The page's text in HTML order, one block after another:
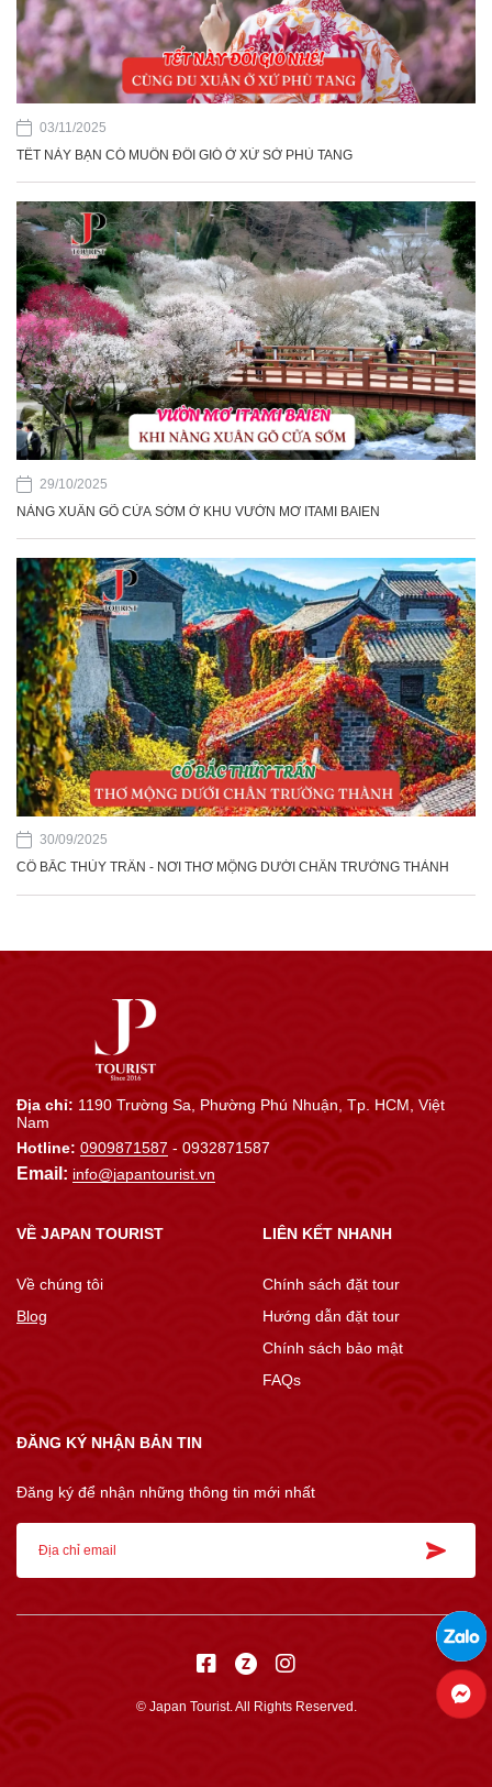
03/11/2025
TẾT NÀY BẠN CÓ MUỐN ĐỔI GIÓ Ở XỨ SỞ PHÙ TANG
29/10/2025
NÀNG XUÂN GÕ CỬA SỚM Ở KHU VƯỜN MƠ ITAMI BAIEN
30/09/2025
CỔ BẮC THỦY TRẤN - NƠI THƠ MỘNG DƯỚI CHÂN TRƯỜNG THÀNH
Địa chỉ: 1190 Trường Sa, Phường Phú Nhuận, Tp. HCM, Việt
Nam
Hotline: 0909871587 - 0932871587
Email: info@japantourist.vn
VỀ JAPAN TOURIST
Về chúng tôi
Blog
LIÊN KẾT NHANH
Chính sách đặt tour
Hướng dẫn đặt tour
Chính sách bảo mật
FAQs
ĐĂNG KÝ NHẬN BẢN TIN
Đăng ký để nhận những thông tin mới nhất
© Japan Tourist. All Rights Reserved.